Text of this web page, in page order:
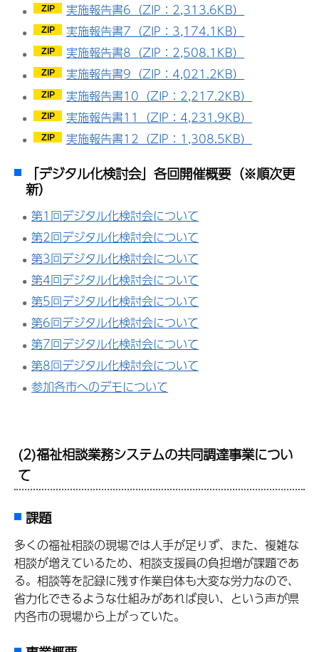
実施報告書6（ZIP：2,313.6KB）
実施報告書7（ZIP：3,174.1KB）
実施報告書8（ZIP：2,508.1KB）
実施報告書9（ZIP：4,021.2KB）
実施報告書10（ZIP：2,217.2KB）
実施報告書11（ZIP：4,231.9KB）
実施報告書12（ZIP：1,308.5KB）
「デジタル化検討会」各回開催概要（※順次更
新）
第1回デジタル化検討会について
第2回デジタル化検討会について
第3回デジタル化検討会について
第4回デジタル化検討会について
第5回デジタル化検討会について
第6回デジタル化検討会について
第7回デジタル化検討会について
第8回デジタル化検討会について
参加各市へのデモについて
(2)福祉相談業務システムの共同調達事業につい
て
課題
多くの福祉相談の現場では人手が足りず、また、複雑な
相談が増えているため、相談支援員の負担増が課題であ
る。相談等を記録に残す作業自体も大変な労力なので、
省力化できるような仕組みがあれば良い、という声が県
内各市の現場から上がっていた。